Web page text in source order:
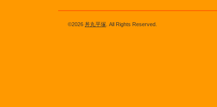
©2026 丼丸平塚 . All Rights Reserved.